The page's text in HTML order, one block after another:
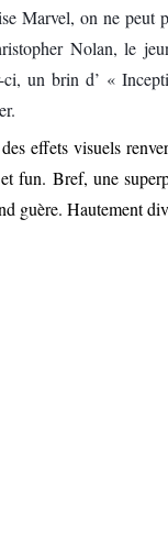
Marvel, on ne peut
Nolan, le
un brin d’ «
effets visuels
fun. Bref, une
guère. Hautement